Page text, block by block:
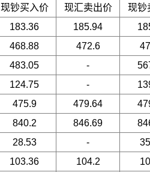
现钞买入价 现汇卖出价 现钞
183.36 185.94
468.88 472.6
483.05 -
124.75 -
475.9 479.64
840.2 846.69
28.53 -
103.36 104.2